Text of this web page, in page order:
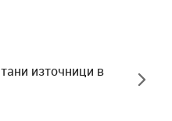
източници в